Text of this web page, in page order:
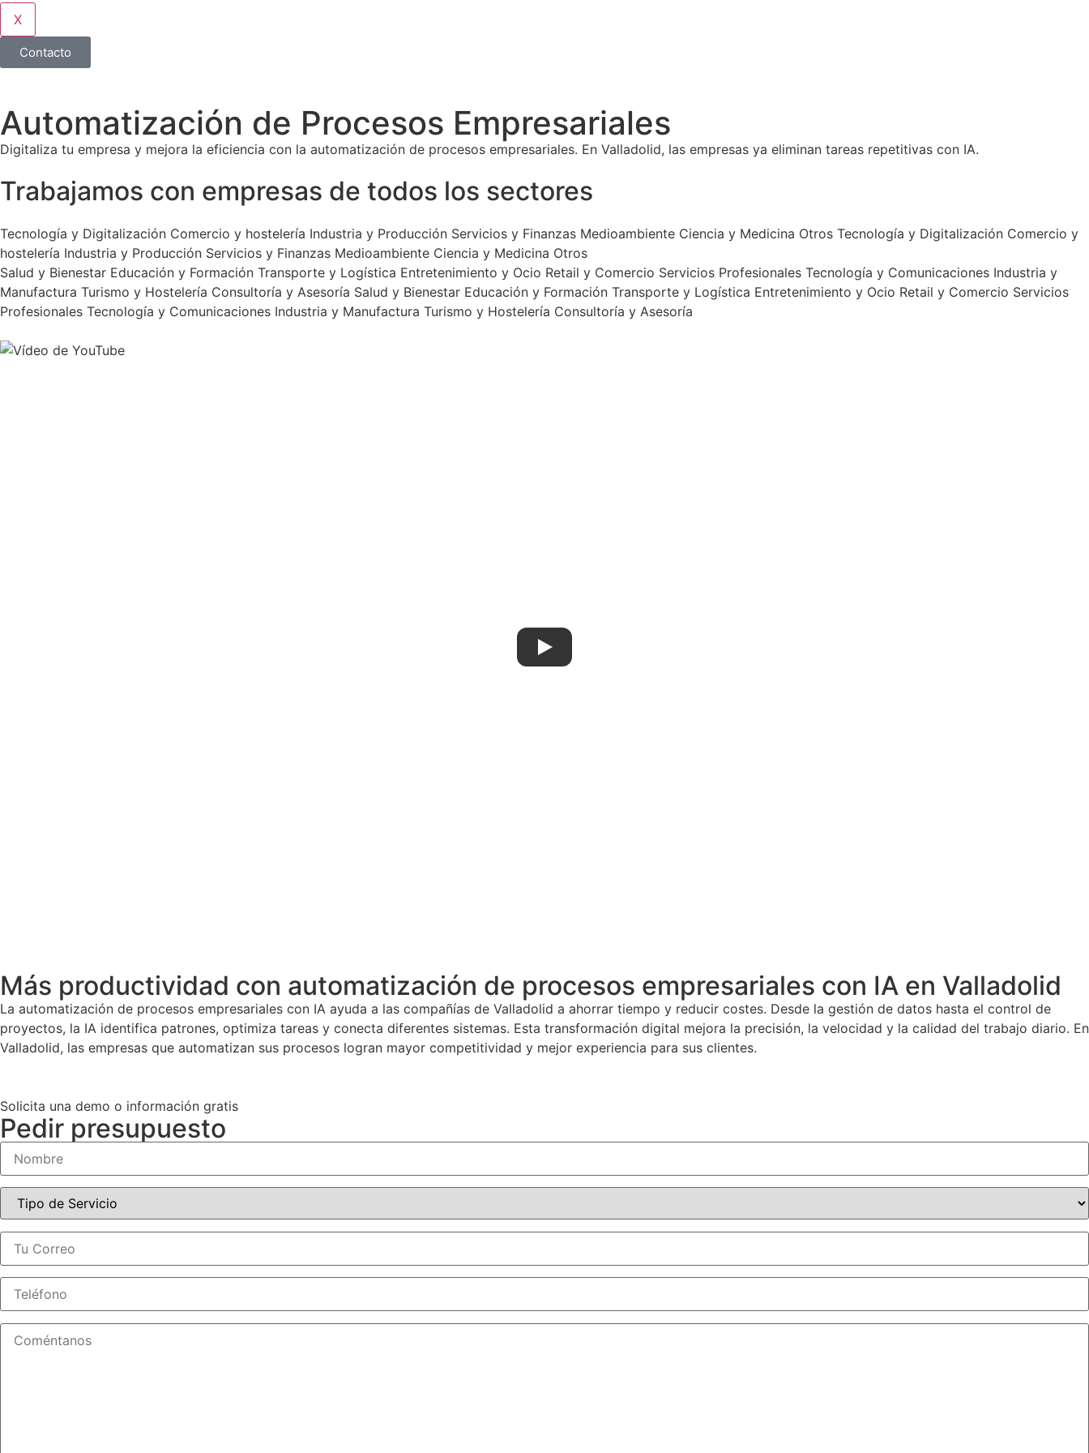
X
Contacto
Automatización de Procesos Empresariales
Digitaliza tu empresa y mejora la eficiencia con la automatización de procesos empresariales. En Valladolid, las empresas ya eliminan tareas repetitivas con IA.
Trabajamos con empresas de todos los sectores
Tecnología y Digitalización Comercio y hostelería Industria y Producción Servicios y Finanzas Medioambiente Ciencia y Medicina Otros Tecnología y Digitalización Comercio y
hostelería Industria y Producción Servicios y Finanzas Medioambiente Ciencia y Medicina Otros
Salud y Bienestar Educación y Formación Transporte y Logística Entretenimiento y Ocio Retail y Comercio Servicios Profesionales Tecnología y Comunicaciones Industria y
Manufactura Turismo y Hostelería Consultoría y Asesoría Salud y Bienestar Educación y Formación Transporte y Logística Entretenimiento y Ocio Retail y Comercio Servicios
Profesionales Tecnología y Comunicaciones Industria y Manufactura Turismo y Hostelería Consultoría y Asesoría
Más productividad con automatización de procesos empresariales con IA en Valladolid
La automatización de procesos empresariales con IA ayuda a las compañías de Valladolid a ahorrar tiempo y reducir costes. Desde la gestión de datos hasta el control de
proyectos, la IA identifica patrones, optimiza tareas y conecta diferentes sistemas. Esta transformación digital mejora la precisión, la velocidad y la calidad del trabajo diario. En
Valladolid, las empresas que automatizan sus procesos logran mayor competitividad y mejor experiencia para sus clientes.
Solicita una demo o información gratis
Pedir presupuesto